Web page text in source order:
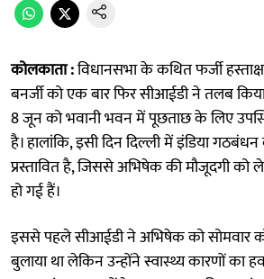
कोलकाता :विधानसभा के कथित फर्जी
बनर्जी को एक बार फिर सीआईडी ने तलब
8 जून को भवानी भवन में पूछताछ के लिए
है। हालांकि, इसी दिन दिल्ली में इंडिया
प्रस्तावित है, जिससे अभिषेक की मौजूदगी
हो गई हैं।
इससे पहले सीआईडी ने अभिषेक को सोमवार
बुलाया था लेकिन उन्होंने स्वास्थ्य कारणों का